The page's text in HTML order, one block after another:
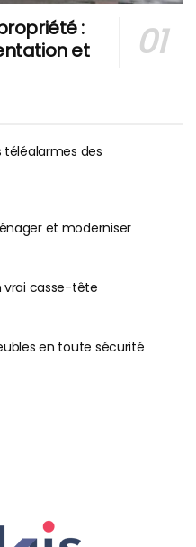
:
et
téléalarmes des
et moderniser
vrai casse-tête
en toute sécurité